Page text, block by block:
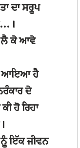
ਦਾ ਸਰੂਪ
ਲੈ ਕੇ ਆਵੇ
ਆਇਆ ਹੈ
ਦੇ
ਹੋ ਰਿਹਾ
ਨੂੰ ਇੱਕ ਜੀਵਨ